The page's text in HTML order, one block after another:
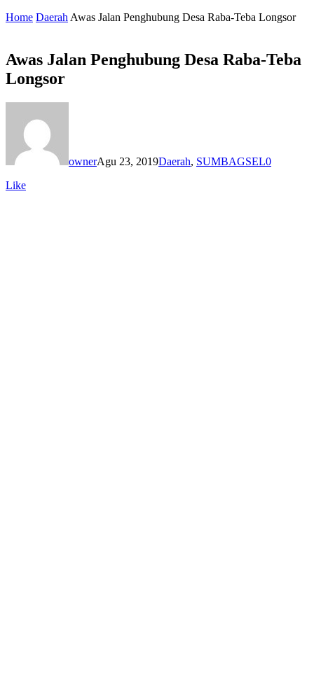
Home Daerah Awas Jalan Penghubung Desa Raba-Teba Longsor
Awas Jalan Penghubung Desa Raba-Teba
Longsor
ownerAgu 23, 2019Daerah, SUMBAGSEL0
Like